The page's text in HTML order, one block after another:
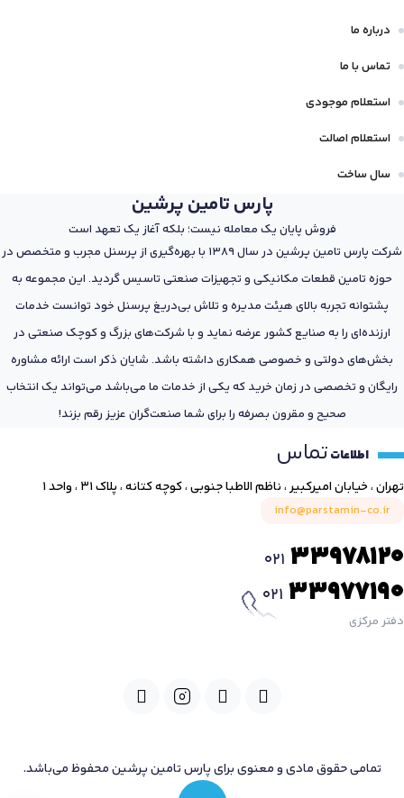
درباره ما
تماس با ما
استعلام موجودی
استعلام اصالت
سال ساخت
پارس تامین پرشین
فروش پایان یک معامله نیست؛ بلکه آغاز یک تعهد است
شرکت پارس تامین پرشین در سال 1389 با بهره‌گیری از پرسنل مجرب و متخصص در
حوزه تامین قطعات مکانیکی و تجهیزات صنعتی تاسیس گردید. این مجموعه به
پشتوانه تجربه بالای هیئت مدیره و تلاش بی‌دریغ پرسنل خود توانست خدمات
ارزنده‌ای را به صنایع کشور عرضه نماید و با شرکت‌های بزرگ و کوچک صنعتی در
بخش‌های دولتی و خصوصی همکاری داشته باشد. شایان ذکر است ارائه مشاوره
رایگان و تخصصی در زمان خرید که یکی از خدمات ما می‌باشد می‌تواند یک انتخاب
صحیح و مقرون بصرفه را برای شما صنعت‌گران عزیز رقم بزند!
اطلاعاتتماس
تهران ، خیابان امیرکبیر ، ناظم الاطبا جنوبی ، کوچه کتانه ، پلاک ۳۱ ، واحد ۱
info@parstamin-co.ir
021 33978120
021 33977190
دفتر مرکزی
تمامی حقوق مادی و معنوی برای پارس تامین پرشین محفوظ می‌باشد.